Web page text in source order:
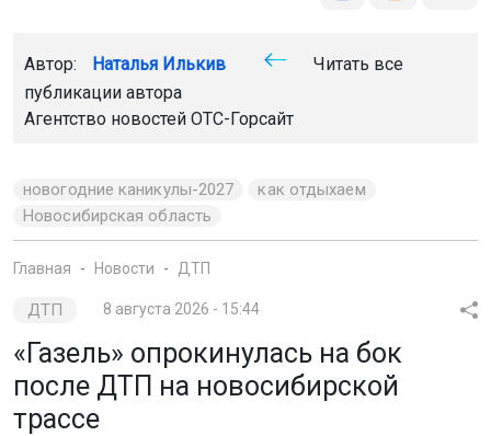
Автор: Наталья Илькив
Читать все
публикации автора
Агентство новостей ОТС-Горсайт
новогодние каникулы-2027
как отдыхаем
Новосибирская область
Главная Новости ДТП
ДТП 8 августа 2026 - 15:44
«Газель» опрокинулась на бок
после ДТП на новосибирской
трассе